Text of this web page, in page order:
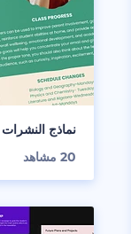
نماذج النشرات
20 مشاهد